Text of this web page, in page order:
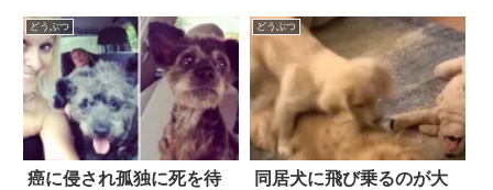
どうぶつ
癌に侵され孤独に死を待
どうぶつ
同居犬に飛び乗るのが大